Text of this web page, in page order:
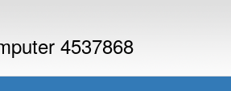
4537868